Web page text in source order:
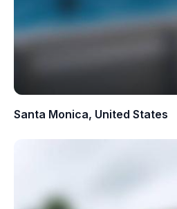
Santa Monica, United States